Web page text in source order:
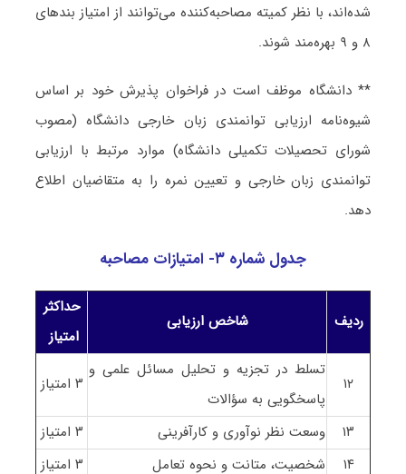
شده‌اند، با نظر کمیته مصاحبه‌کننده می‌توانند از امتیاز بندهای
۸ و ۹ بهره‌مند شوند.
** دانشگاه موظف است در فراخوان پذیرش خود بر اساس
شیوه‌نامه ارزیابی توانمندی زبان خارجی دانشگاه (مصوب
شورای تحصیلات تکمیلی دانشگاه) موارد مرتبط با ارزیابی
توانمندی زبان خارجی و تعیین نمره را به متقاضیان اطلاع
دهد.
جدول شماره ۳- امتیازات مصاحبه
ردیف شاخص ارزیابی
حداکثر
امتیاز
۱۲
تسلط در تجزیه و تحلیل مسائل علمی و
پاسخگویی به سؤالات
۳ امتیاز
۱۳ وسعت نظر نوآوری و کارآفرینی
۳ امتیاز
۱۴
شخصیت، متانت و نحوه تعامل ۳ امتیاز